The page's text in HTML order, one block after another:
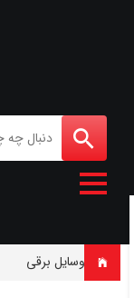
خانه وسایل برقی